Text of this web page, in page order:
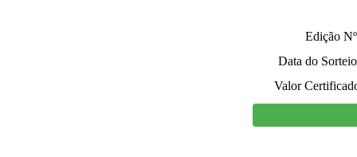
Edição
Data do
Valor